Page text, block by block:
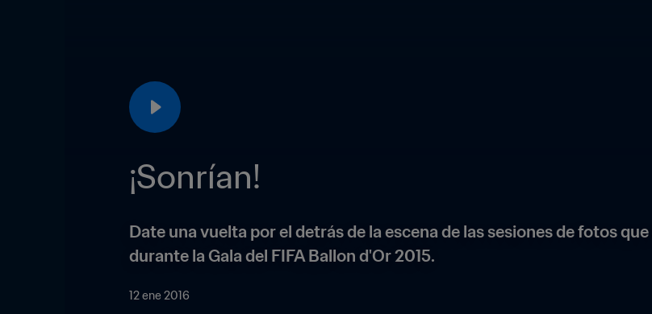
¡Sonrían!
Date una vuelta por el detrás de la escena de las sesiones de fotos
durante la Gala del FIFA Ballon d'Or 2015.
12 ene 2016